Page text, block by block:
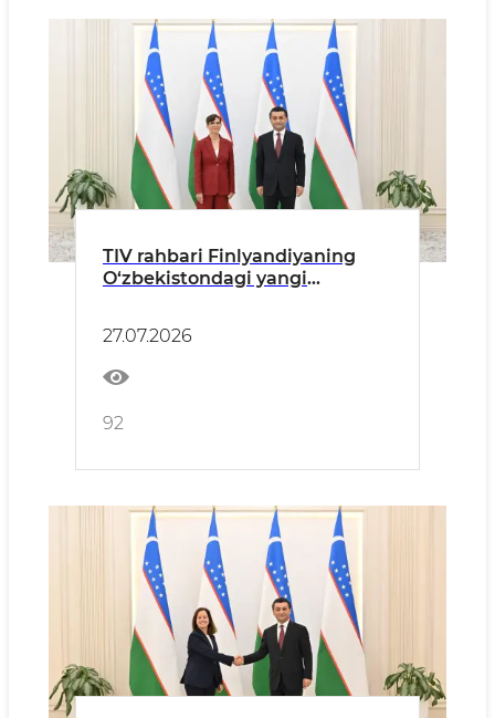
TIV rahbari Finlyandiyaning
O‘zbekistondagi yangi
27.07.2026
92